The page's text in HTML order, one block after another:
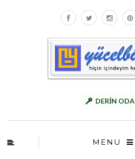
DERİN ODA
MENU